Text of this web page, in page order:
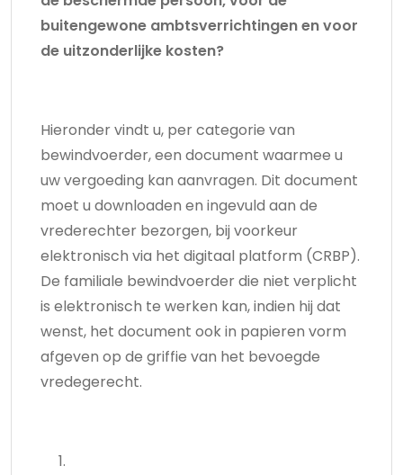
buitengewone ambtsverrichtingen en voor
de uitzonderlijke kosten?
Hieronder vindt u, per categorie van
bewindvoerder, een document waarmee u
uw vergoeding kan aanvragen. Dit document
moet u downloaden en ingevuld aan de
vrederechter bezorgen, bij voorkeur
elektronisch via het digitaal platform (CRBP).
De familiale bewindvoerder die niet verplicht
is elektronisch te werken kan, indien hij dat
wenst, het document ook in papieren vorm
afgeven op de griffie van het bevoegde
vredegerecht.